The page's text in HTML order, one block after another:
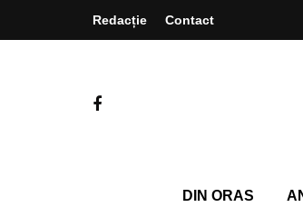
Redacție Contact
DIN ORAS